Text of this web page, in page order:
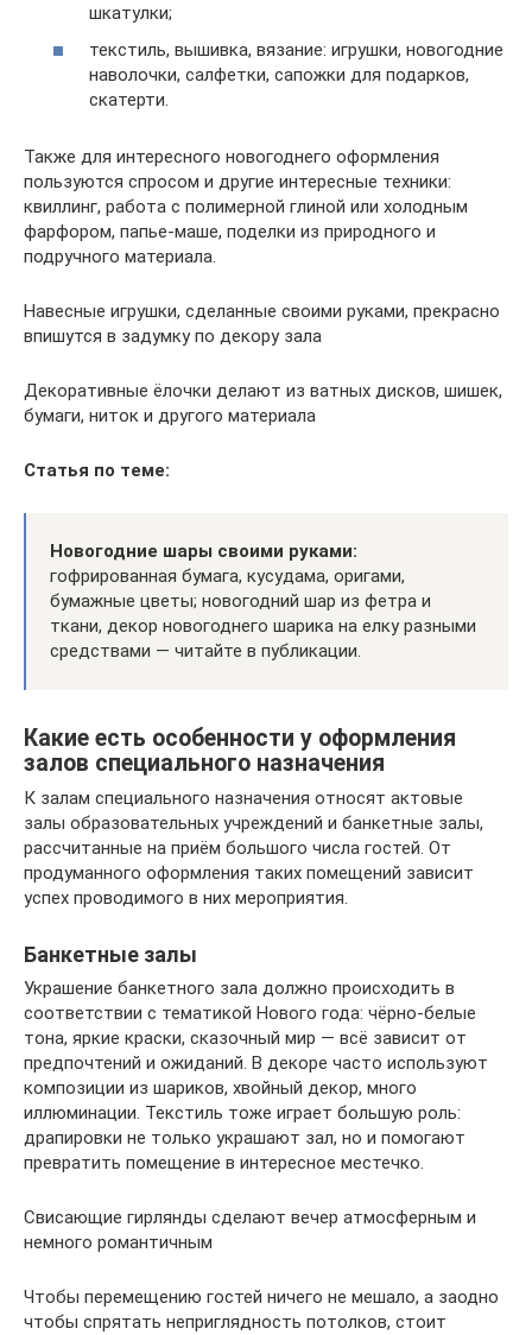
шкатулки;
текстиль, вышивка, вязание: игрушки, новогодние
наволочки, салфетки, сапожки для подарков,
скатерти.
Также для интересного новогоднего оформления
пользуются спросом и другие интересные техники:
квиллинг, работа с полимерной глиной или холодным
фарфором, папье-маше, поделки из природного и
подручного материала.
Навесные игрушки, сделанные своими руками, прекрасно
впишутся в задумку по декору зала
Декоративные ёлочки делают из ватных дисков, шишек,
бумаги, ниток и другого материала
Статья по теме:
Новогодние шары своими руками:
гофрированная бумага, кусудама, оригами,
бумажные цветы; новогодний шар из фетра и
ткани, декор новогоднего шарика на елку разными
средствами — читайте в публикации.
Какие есть особенности у оформления
залов специального назначения
К залам специального назначения относят актовые
залы образовательных учреждений и банкетные залы,
рассчитанные на приём большого числа гостей. От
продуманного оформления таких помещений зависит
успех проводимого в них мероприятия.
Банкетные залы
Украшение банкетного зала должно происходить в
соответствии с тематикой Нового года: чёрно-белые
тона, яркие краски, сказочный мир — всё зависит от
предпочтений и ожиданий. В декоре часто используют
композиции из шариков, хвойный декор, много
иллюминации. Текстиль тоже играет большую роль:
драпировки не только украшают зал, но и помогают
превратить помещение в интересное местечко.
Свисающие гирлянды сделают вечер атмосферным и
немного романтичным
Чтобы перемещению гостей ничего не мешало, а заодно
чтобы спрятать неприглядность потолков, стоит